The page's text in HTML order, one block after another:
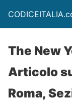
The New
Articolo
Roma,